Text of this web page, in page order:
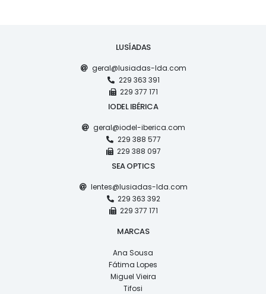
LUSÍADAS
geral@lusiadas-lda.com
229 363 391
229 377 171
IODEL IBÉRICA
geral@iodel-iberica.com
229 388 577
229 388 097
SEA OPTICS
lentes@lusiadas-lda.com
229 363 392
229 377 171
MARCAS
Ana Sousa
Fátima Lopes
Miguel Vieira
Tifosi